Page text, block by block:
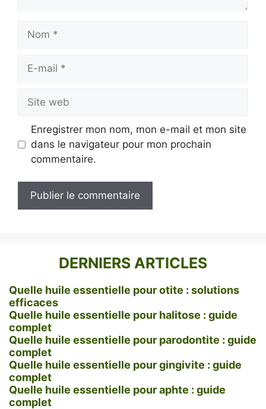
mail
web
Enregistrer mon nom, mon e-mail et mon site
dans le navigateur pour mon prochain
commentaire.
DERNIERS ARTICLES
Quelle huile essentielle pour otite : solutions
efficaces
Quelle huile essentielle pour halitose : guide
complet
Quelle huile essentielle pour parodontite : guide
complet
Quelle huile essentielle pour gingivite : guide
complet
Quelle huile essentielle pour aphte : guide
complet